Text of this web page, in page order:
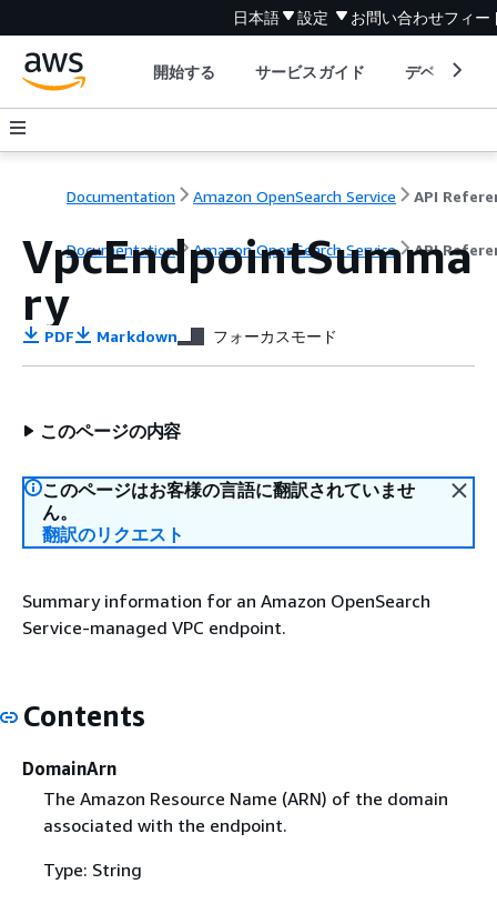
日本語 設定 お問い合わせフィー
開始する サービスガイド デベロッパ
Documentation Amazon OpenSearch Service
Documentation Amazon OpenSearch Service API
VpcEndpointSumma
ry
PDF Markdown フォーカスモード
このページの内容
このページはお客様の言語に翻訳されていませ
ん。
翻訳のリクエスト
Summary information for an Amazon OpenSearch
Service-managed VPC endpoint.
Contents
DomainArn
The Amazon Resource Name (ARN) of the domain
associated with the endpoint.
Type: String